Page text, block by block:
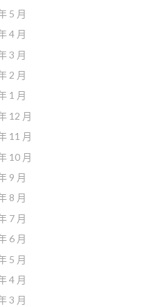
5 月
4 月
3 月
2 月
1 月
12 月
11 月
10 月
9 月
8 月
7 月
6 月
5 月
4 月
3 月